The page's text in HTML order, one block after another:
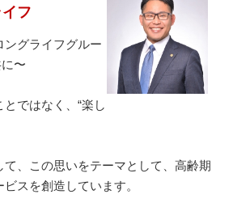
フ
ングライフグルー
〜
ではなく、“楽し
、この思いをテーマとして、高齢期
スを創造しています。